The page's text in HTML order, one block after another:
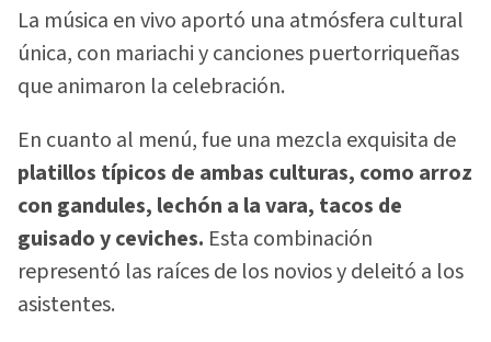
La música en vivo aportó una atmósfera cultural
única, con mariachi y canciones puertorriqueñas
que animaron la celebración.
En cuanto al menú, fue una mezcla exquisita de
platillos típicos de ambas culturas, como arroz
con gandules, lechón a la vara, tacos de
guisado y ceviches. Esta combinación
representó las raíces de los novios y deleitó a los
asistentes.